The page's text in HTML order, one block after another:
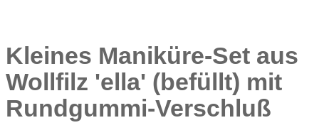
Kleines Maniküre-Set aus
Wollfilz 'ella' (befüllt) mit
Rundgummi-Verschluß